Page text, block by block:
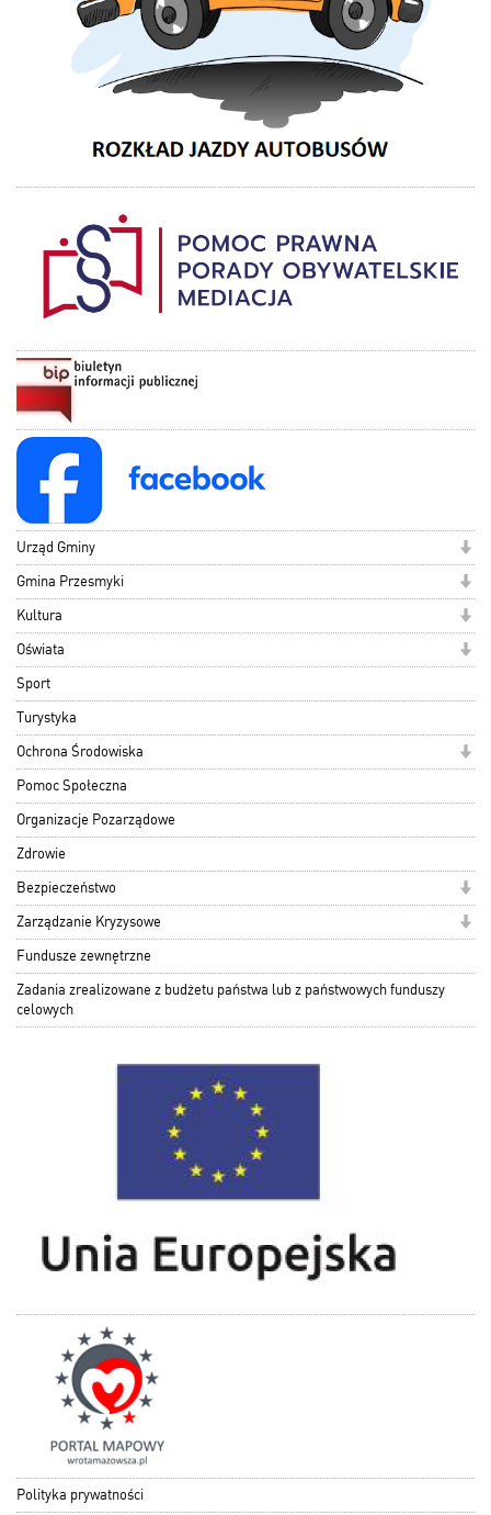
Urząd Gminy
Gmina Przesmyki
Kultura
Oświata
Sport
Turystyka
Ochrona Środowiska
Pomoc Społeczna
Organizacje Pozarządowe
Zdrowie
Bezpieczeństwo
Zarządzanie Kryzysowe
Fundusze zewnętrzne
Zadania zrealizowane z budżetu państwa lub z państwowych funduszy
celowych
Polityka prywatności